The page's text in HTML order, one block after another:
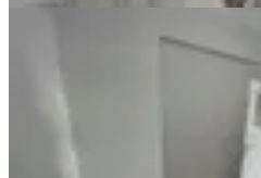
Hakan
Merkez, Üçtutlar
3.